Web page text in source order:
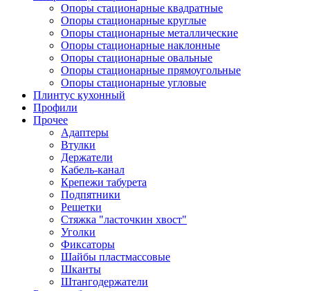
Опоры стационарные квадратные
Опоры стационарные круглые
Опоры стационарные металлические
Опоры стационарные наклонные
Опоры стационарные овальные
Опоры стационарные прямоугольные
Опоры стационарные угловые
Плинтус кухонный
Профили
Прочее
Адаптеры
Втулки
Держатели
Кабель-канал
Крепежи табурета
Подпятники
Решетки
Стяжка "ласточкин хвост"
Уголки
Фиксаторы
Шайбы пластмассовые
Шканты
Штангодержатели